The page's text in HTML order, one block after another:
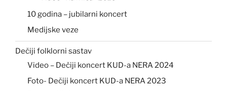
10 godina – jubilarni koncert
Medijske veze
Dečiji folklorni sastav
Video – Dečiji koncert KUD-a NERA 2024
Foto- Dečiji koncert KUD-a NERA 2023